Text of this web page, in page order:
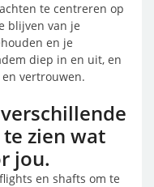
te centreren op
blijven van je
en je
diep in en uit, en
vertrouwen.
zien wat
jou.
en shafts om te